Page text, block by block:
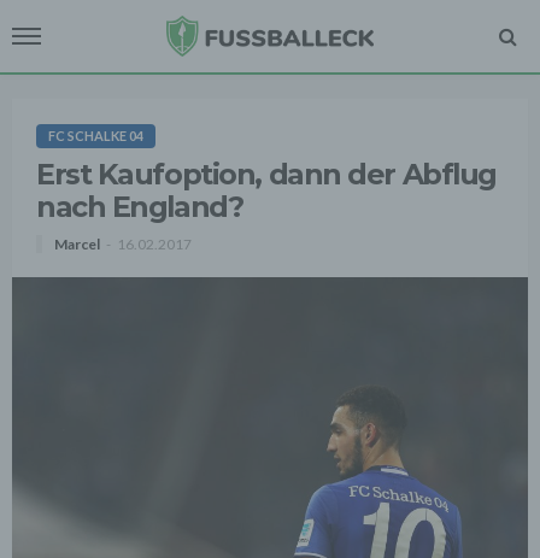
FC SCHALKE 04
Erst Kaufoption, dann der Abflug
nach England?
Marcel 16.02.2017